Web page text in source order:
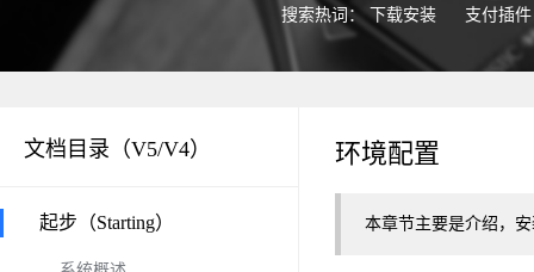
搜索热词： 下载安装 支付插件
文档目录（V5/V4）
起步（Starting）
环境配置
本章节主要是介绍，